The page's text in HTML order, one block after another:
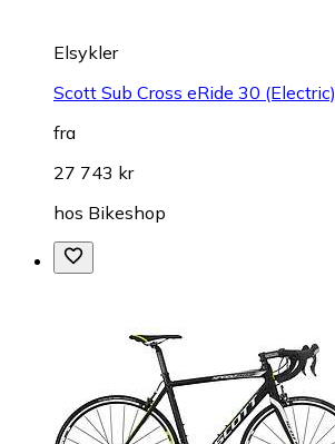
Elsykler
Scott Sub Cross eRide 30 (Electric)
fra
27 743 kr
hos Bikeshop